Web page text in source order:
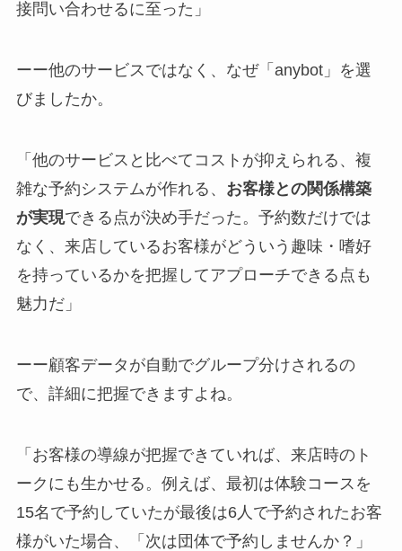
接問い合わせるに至った」
ーー他のサービスではなく、なぜ「anybot」を選
びましたか。
「他のサービスと比べてコストが抑えられる、複
雑な予約システムが作れる、 お客様との関係構築
が実現できる点が決め手だった。予約数だけでは
なく、来店しているお客様がどういう趣味・嗜好
を持っているかを把握してアプローチできる点も
魅力だ」
ーー顧客データが自動でグループ分けされるの
で、詳細に把握できますよね。
「お客様の導線が把握できていれば、来店時のト
ークにも生かせる。例えば、最初は体験コースを
15名で予約していたが最後は6人で予約されたお客
様がいた場合、「次は団体で予約しませんか？」